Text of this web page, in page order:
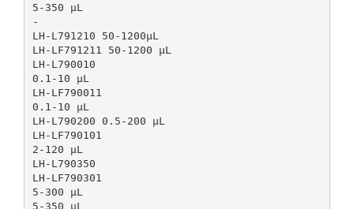
5-350 μL
-
LH-L791210 50-1200μL
LH-LF791211 50-1200 µL
LH-L790010
0.1-10 µL
LH-LF790011
0.1-10 µL
LH-L790200 0.5-200 μL
LH-LF790101
2-120 µL
LH-L790350
LH-LF790301
5-300 µL
5-350 μL